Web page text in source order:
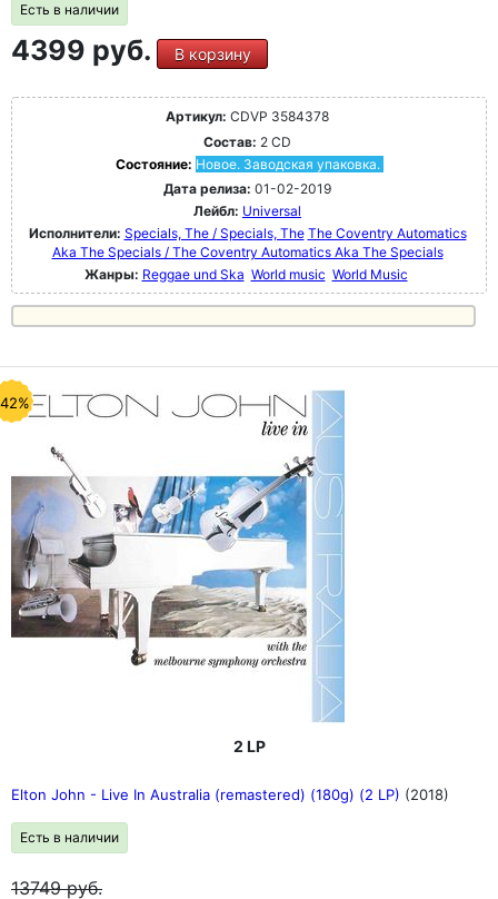
Есть в наличии
4399 руб. В корзину
Артикул: CDVP 3584378
Состав: 2 CD
Состояние: Новое. Заводская упаковка.
Дата релиза: 01-02-2019
Лейбл: Universal
Исполнители: Specials, The / Specials, The The Coventry Automatics
Aka The Specials / The Coventry Automatics Aka The Specials
Жанры: Reggae und Ska World music World Music
2 LP
Elton John - Live In Australia (remastered) (180g) (2 LP) (2018)
Есть в наличии
13749руб.